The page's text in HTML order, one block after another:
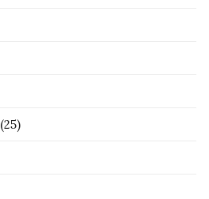
(25)